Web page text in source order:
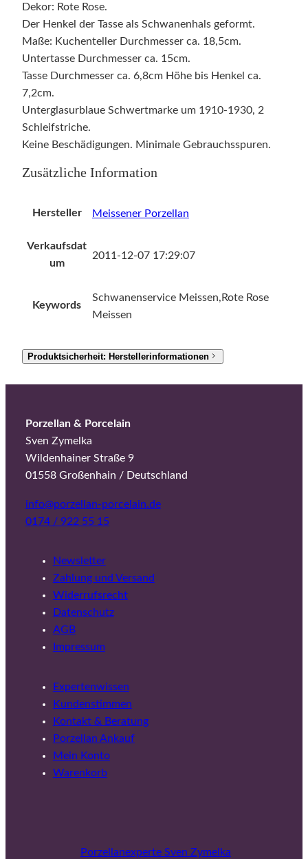
Dekor: Rote Rose.
Der Henkel der Tasse als Schwanenhals geformt.
Maße: Kuchenteller Durchmesser ca. 18,5cm.
Untertasse Durchmesser ca. 15cm.
Tasse Durchmesser ca. 6,8cm Höhe bis Henkel ca.
7,2cm.
Unterglasurblaue Schwertmarke um 1910-1930, 2
Schleifstriche.
Keine Beschädigungen. Minimale Gebrauchsspuren.
Zusätzliche Information
Hersteller Meissener Porzellan
Verkaufsdat
um
2011-12-07 17:29:07
Keywords
Schwanenservice Meissen,Rote Rose
Meissen
Produktsicherheit: Herstellerinformationen
Porzellan & Porcelain
Sven Zymelka
Wildenhainer Straße 9
01558 Großenhain / Deutschland
info@porzellan-porcelain.de
0174 / 922 55 15
Newsletter
Zahlung und Versand
Widerrufsrecht
Datenschutz
AGB
Impressum
Expertenwissen
Kundenstimmen
Kontakt & Beratung
Porzellan Ankauf
Mein Konto
Warenkorb
Porzellanexperte Sven Zymelka